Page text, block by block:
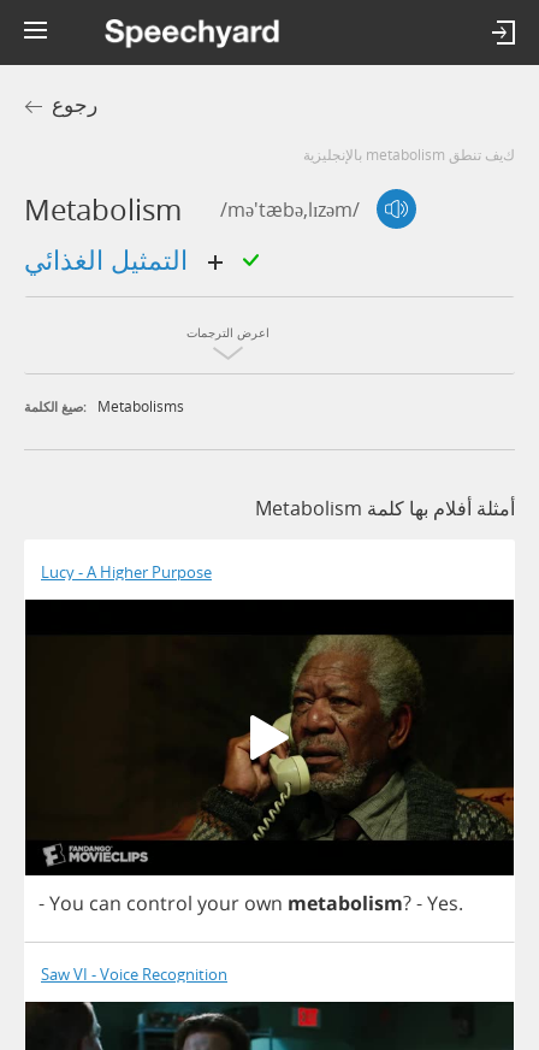
رجوع
كيف تنطق metabolism بالإنجليزية
Metabolism /mə'tæbə,lɪzəm/
اعرض الترجمات
صيغ الكلمة: Metabolisms
أمثلة أفلام بها كلمة Metabolism
Lucy - A Higher Purpose
-You can control your own metabolism?-Yes.
Saw VI - Voice Recognition